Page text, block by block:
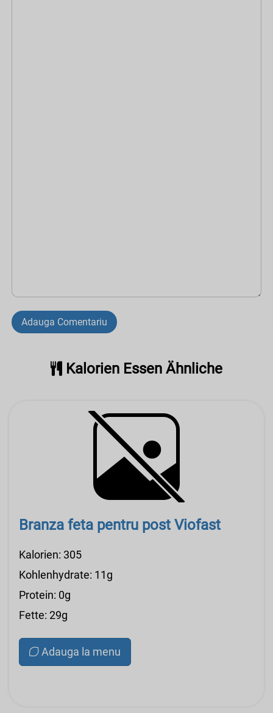
Adauga Comentariu
Kalorien Essen Ähnliche
Branza feta pentru post Viofast
Kalorien: 305
Kohlenhydrate: 11g
Protein: 0g
Fette: 29g
Adauga la menu